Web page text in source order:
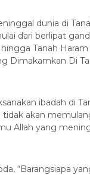
dunia di
dari berlipat
Tanah Haram
Dimakamkan Di
ibadah di
akan
Allah yang
“Barangsiapa